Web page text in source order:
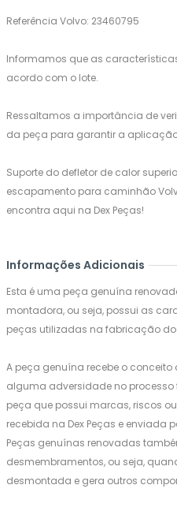
Referência Volvo: 23460795
Informamos que as
acordo com o lote.
Ressaltamos a importância de
da peça para garantir a
Suporte do defletor de calor
escapamento para caminhão
encontra aqui na Dex Peças!
Informações Adicionais
Esta é uma peça genuína
montadora, ou seja, possui as
peças utilizadas na fabricação
A peça genuína recebe o
alguma adversidade no processo
peça que possui marcas, riscos
recebida na Dex Peças e enviada
Peças genuínas renovadas
desmembramentos, ou seja,
desmontada e gera outros